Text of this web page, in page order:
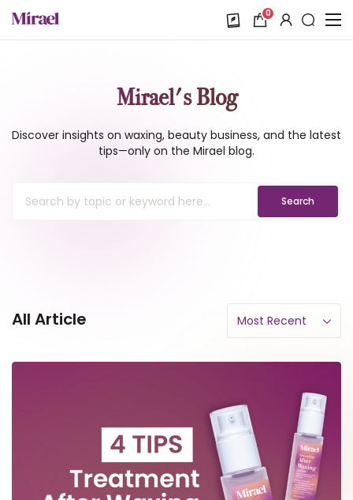
0
Mirael's Blog
Discover insights on waxing, beauty business, and the latest
tips—only on the Mirael blog.
Search
All Article Most Recent